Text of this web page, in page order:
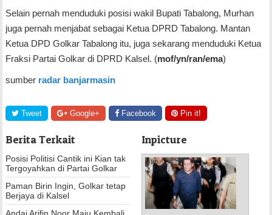
Selain pernah menduduki posisi wakil Bupati Tabalong, Murhan
juga pernah menjabat sebagai Ketua DPRD Tabalong. Mantan
Ketua DPD Golkar Tabalong itu, juga sekarang menduduki Ketua
Fraksi Partai Golkar di DPRD Kalsel. (mof/yn/ran/ema)
sumberradar banjarmasin
Tweet Google+ Facebook Pin it!
Berita Terkait
Posisi Politisi Cantik ini Kian tak
Tergoyahkan di Partai Golkar
Paman Birin Ingin, Golkar tetap
Berjaya di Kalsel
Inpicture